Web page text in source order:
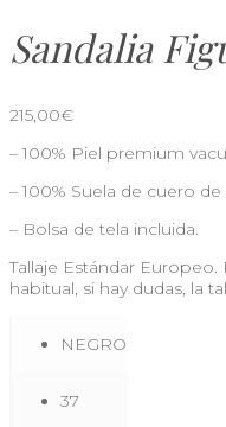
Sandalia
215,00€
– 100% Piel premium
– 100% Suela de cuero de
– Bolsa de tela incluida.
Tallaje Estándar
habitual, si hay dudas, la
NEGRO
37